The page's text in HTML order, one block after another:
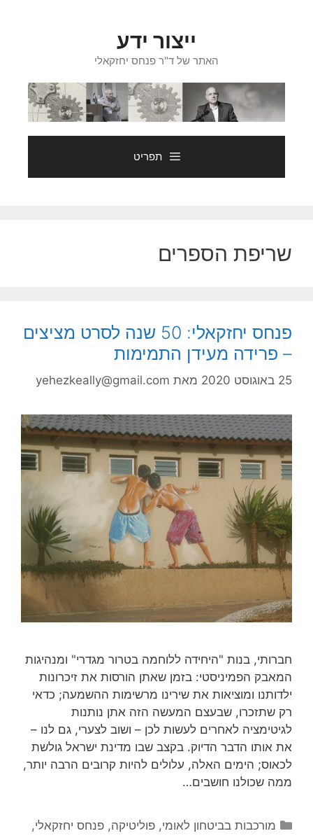
ייצור ידע
האתר של ד"ר פנחס יחזקאלי
תפריט
שריפת הספרים
פנחס יחזקאלי: 50 שנה לסרט מציצים
– פרידה מעידן התמימות
25 באוגוסט 2020 מאת yehezkeally@gmail.com
חברותי, בנות "היחידה ללוחמה בטרור מגדרי" ומנהיגות
המאבק הפמיניסטי: בזמן שאתן הורסות את זיכרונות
ילדותנו ומוציאות את שירינו מרשימות ההשמעה; כדאי
רק שתזכרו, שבעצם המעשה הזה אתן נותנות
לגיטימציה לאחרים לעשות לכן – ושוב לצערי, גם לנו –
את אותו הדבר הדיוק. בקצב שבו מדינת ישראל גולשת
לכאוס; הימים האלה, עלולים להיות קרובים הרבה יותר,
ממה שכולנו חושבים…
קטגוריות
מורכבות בביטחון לאומי,פוליטיקה,פנחס יחזקאלי,